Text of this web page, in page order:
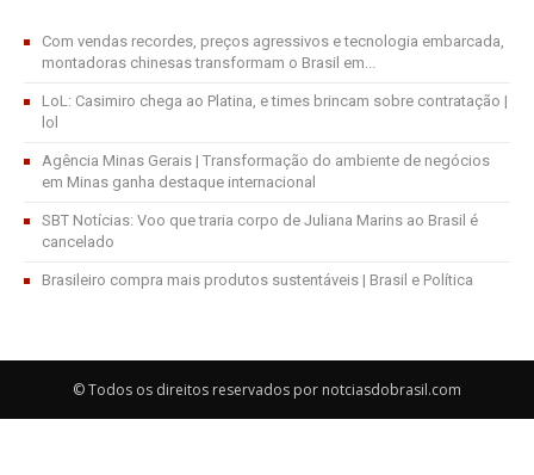
Com vendas recordes, preços agressivos e tecnologia embarcada,
montadoras chinesas transformam o Brasil em...
LoL: Casimiro chega ao Platina, e times brincam sobre contratação |
lol
Agência Minas Gerais | Transformação do ambiente de negócios
em Minas ganha destaque internacional
SBT Notícias: Voo que traria corpo de Juliana Marins ao Brasil é
cancelado
Brasileiro compra mais produtos sustentáveis | Brasil e Política
© Todos os direitos reservados por notciasdobrasil.com